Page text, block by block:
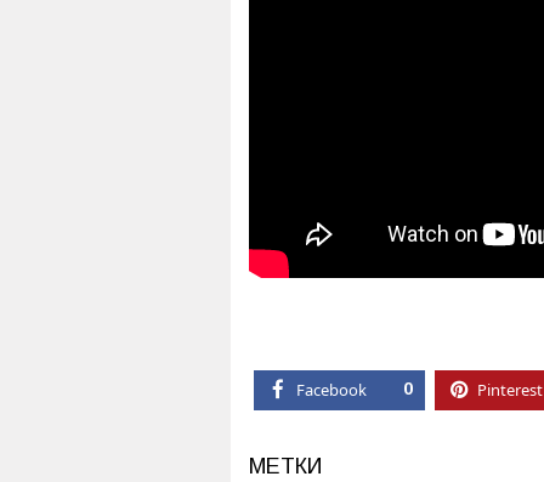
Facebook 0 Pinterest
МЕТКИ